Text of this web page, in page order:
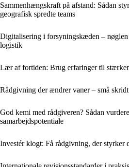
Sammenhængskraft på afstand: Sådan
geografisk spredte teams
Digitalisering i forsyningskæden –
logistik
Lær af fortiden: Brug erfaringer til
Rådgivning der ændrer vaner – små
God kemi med rådgiveren? Sådan
samarbejdspotentiale
Investér klogt: Få rådgivning, der styrker